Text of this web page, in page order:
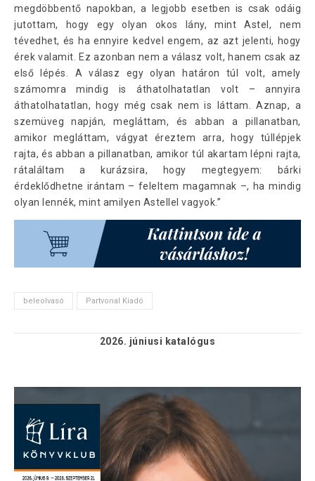
megdöbbentő napokban, a legjobb esetben is csak odáig
jutottam, hogy egy olyan okos lány, mint Astel, nem
tévedhet, és ha ennyire kedvel engem, az azt jelenti, hogy
érek valamit. Ez azonban nem a válasz volt, hanem csak az
első lépés. A válasz egy olyan határon túl volt, amely
számomra mindig is áthatolhatatlan volt – annyira
áthatolhatatlan, hogy még csak nem is láttam. Aznap, a
szemüveg napján, megláttam, és abban a pillanatban,
amikor megláttam, vágyat éreztem arra, hogy túllépjek
rajta, és abban a pillanatban, amikor túl akartam lépni rajta,
rátaláltam a kurázsira, hogy megtegyem: bárki
érdeklődhetne irántam – feleltem magamnak –, ha mindig
olyan lennék, mint amilyen Astellel vagyok.”
beleolvasó Partvonal Kiadó
2026. júniusi katalógus